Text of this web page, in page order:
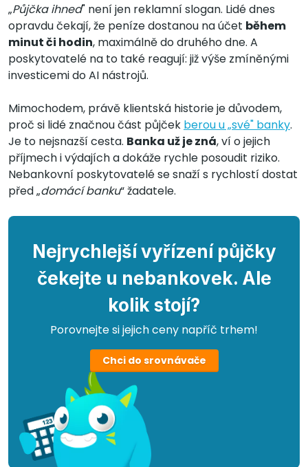
„Půjčka ihned" není jen reklamní slogan. Lidé dnes
opravdu čekají, že peníze dostanou na účet během
minut či hodin, maximálně do druhého dne. A
poskytovatelé na to také reagují: již výše zmíněnými
investicemi do AI nástrojů.
Mimochodem, právě klientská historie je důvodem,
proč si lidé značnou část půjček berou u „své" banky.
Je to nejsnazší cesta. Banka už je zná, ví o jejich
příjmech i výdajích a dokáže rychle posoudit riziko.
Nebankovní poskytovatelé se snaží s rychlostí dostat
před „domácí banku“ žadatele.
Nejrychlejší vyřízení půjčky
čekejte u nebankovek. Ale
kolik stojí?
Porovnejte si jejich ceny napříč trhem!
Chci do srovnávače